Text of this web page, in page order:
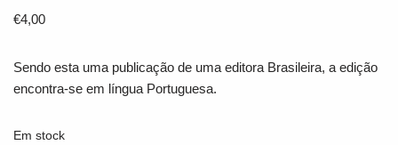
€4,00
Sendo esta uma publicação de uma editora Brasileira, a edição
encontra-se em língua Portuguesa.
Em stock